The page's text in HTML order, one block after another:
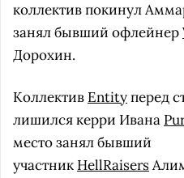
коллектив покинул
занял бывший офлейнер
Дорохин.
Коллектив Entityперед
лишился керри Ивана
место занял бывший
участник HellRaisers